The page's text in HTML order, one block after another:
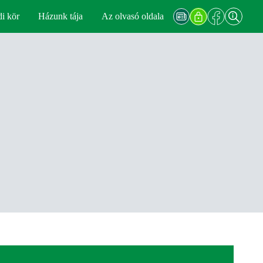
kör Házunk tája Az olvasó oldala